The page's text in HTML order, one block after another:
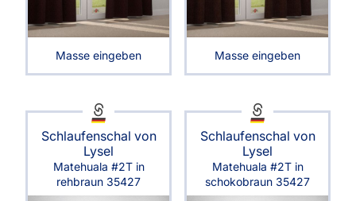
Masse eingeben Masse eingeben
Schlaufenschal von
Lysel
Matehuala #2T in
rehbraun 35427
Schlaufenschal von
Lysel
Matehuala #2T in
schokobraun 35427